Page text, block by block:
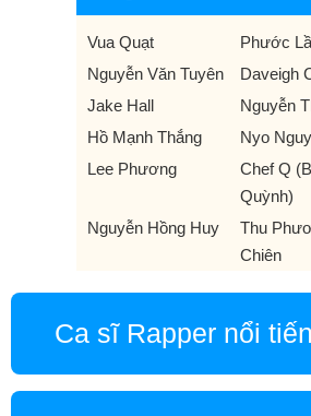
Vua Quạt
Phước
Nguyễn Văn Tuyên
Daveigh
Jake Hall
Nguyễn
Hồ Mạnh Thắng
Nyo
Lee Phương
Chef Q
Quỳnh)
Nguyễn Hồng Huy
Thu
Chiên
Ca sĩ Rapper nổi